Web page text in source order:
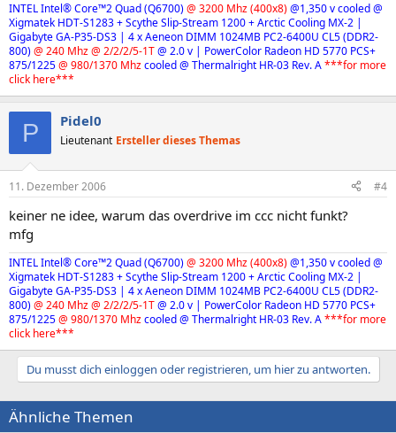
INTEL Intel® Core™2 Quad (Q6700)@ 3200 Mhz (400x8)@1,350 vcooled @
Xigmatek HDT-S1283 + Scythe Slip-Stream 1200 + Arctic Cooling MX-2 |
Gigabyte GA-P35-DS3 | 4 x Aeneon DIMM 1024MB PC2-6400U CL5 (DDR2-
800)@ 240 Mhz @ 2/2/2/5-1T@ 2.0 v | PowerColor Radeon HD 5770 PCS+
875/1225@ 980/1370 Mhzcooled @ Thermalright HR-03 Rev. A***for more
click here***
P Pidel0
Lieutenant Ersteller dieses Themas
11. Dezember 2006 #4
keiner ne idee, warum das overdrive im ccc nicht funkt?
mfg
INTEL Intel® Core™2 Quad (Q6700)@ 3200 Mhz (400x8)@1,350 vcooled @
Xigmatek HDT-S1283 + Scythe Slip-Stream 1200 + Arctic Cooling MX-2 |
Gigabyte GA-P35-DS3 | 4 x Aeneon DIMM 1024MB PC2-6400U CL5 (DDR2-
800)@ 240 Mhz @ 2/2/2/5-1T@ 2.0 v | PowerColor Radeon HD 5770 PCS+
875/1225@ 980/1370 Mhzcooled @ Thermalright HR-03 Rev. A***for more
click here***
Du musst dich einloggen oder registrieren, um hier zu antworten.
Ähnliche Themen